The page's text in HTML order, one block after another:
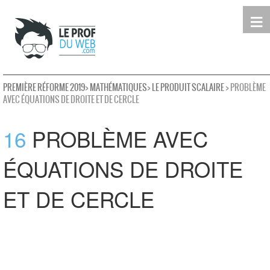
≡
leProfDuWeb
Seconde
Première
Terminale
Rechercher
PREMIÈRE RÉFORME 2019>MATHÉMATIQUES>LE PRODUIT SCALAIRE> PROBLÈME
AVEC ÉQUATIONS DE DROITE ET DE CERCLE
16 PROBLÈME AVEC
ÉQUATIONS DE DROITE
ET DE CERCLE